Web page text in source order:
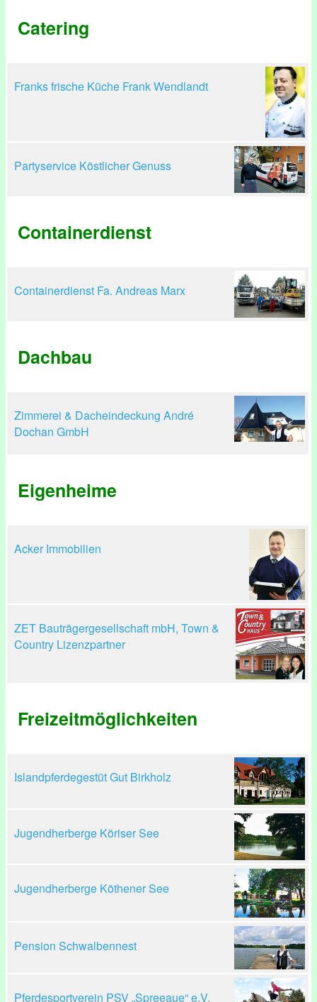
Catering
Franks frische Küche Frank Wendlandt
Partyservice Köstlicher Genuss
Containerdienst
Containerdienst Fa. Andreas Marx
Dachbau
Zimmerei & Dacheindeckung André
Dochan GmbH
Eigenheime
Acker Immobilien
ZET Bauträgergesellschaft mbH, Town &
Country Lizenzpartner
Freizeitmöglichkeiten
Islandpferdegestüt Gut Birkholz
Jugendherberge Köriser See
Jugendherberge Köthener See
Pension Schwalbennest
Pferdesportverein PSV „Spreeaue“ e.V.